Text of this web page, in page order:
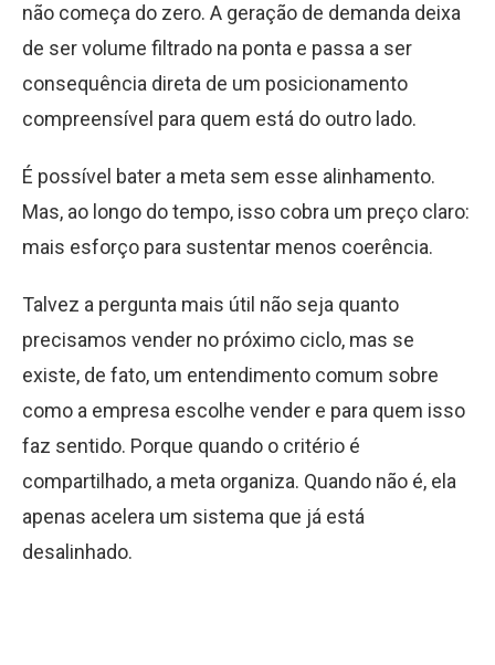
não começa do zero. A geração de demanda deixa
de ser volume filtrado na ponta e passa a ser
consequência direta de um posicionamento
compreensível para quem está do outro lado.
É possível bater a meta sem esse alinhamento.
Mas, ao longo do tempo, isso cobra um preço claro:
mais esforço para sustentar menos coerência.
Talvez a pergunta mais útil não seja quanto
precisamos vender no próximo ciclo, mas se
existe, de fato, um entendimento comum sobre
como a empresa escolhe vender e para quem isso
faz sentido. Porque quando o critério é
compartilhado, a meta organiza. Quando não é, ela
apenas acelera um sistema que já está
desalinhado.